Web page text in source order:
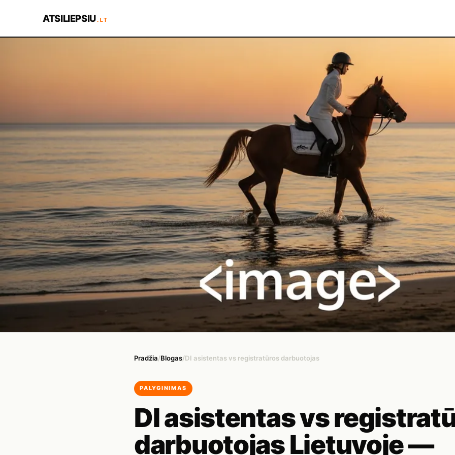
ATSILIEPSIU.LT
Pradžia/Blogas/DI asistentas vs registratūros darbuotojas
PALYGINIMAS
DI asistentas vs
darbuotojas Lietuvoje —